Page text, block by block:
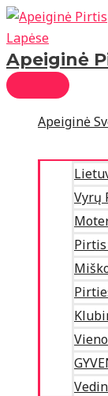
Pereiti
prie
turinio
Apeiginė
MENIU
Apeiginė
Vyrų
Pirtis